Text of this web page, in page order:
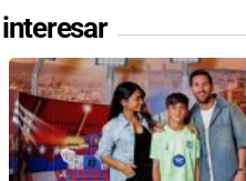
interesar